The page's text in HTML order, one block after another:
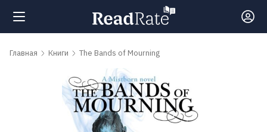
Поиск
Главная Книги The Bands of Mourning